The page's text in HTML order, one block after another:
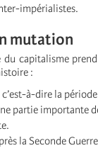
impérialistes.
mutation
du capitalisme
:
à-dire la
partie importante
la Seconde